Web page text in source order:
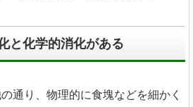
と化学的消化がある
通り、物理的に食塊などを細かく